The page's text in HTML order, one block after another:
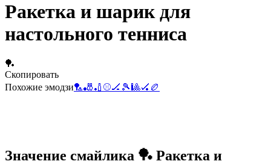
Ракетка и шарик для
настольного тенниса
🏓
Скопировать
Похожие эмодзи🏸🎳🏏 ⚾🏒 🎾 🎱🏑 🏉
Значение смайлика 🏓 Ракетка и